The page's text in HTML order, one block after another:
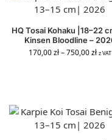
HQ Tosai Kohaku |18–22
Kinsen Bloodline –
170,00zł – 750,00zł z VAT